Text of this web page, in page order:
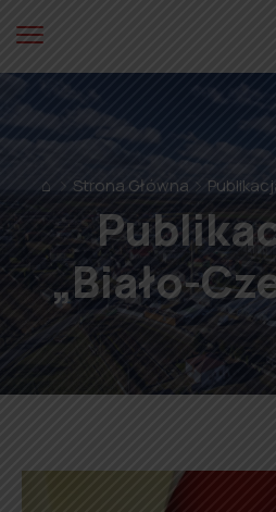
⌂ Strona Główna
„Biało-